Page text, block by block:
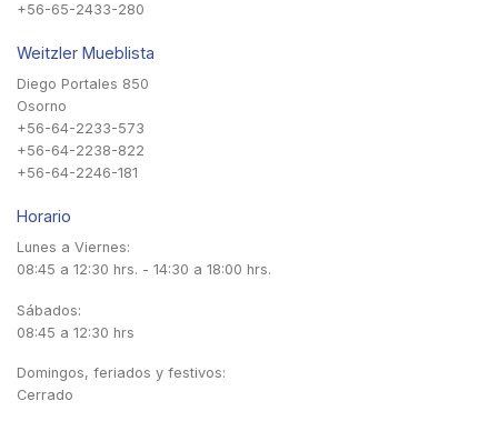
+56-65-2433-280
Weitzler Mueblista
Diego Portales 850
Osorno
+56-64-2233-573
+56-64-2238-822
+56-64-2246-181
Horario
Lunes a Viernes:
08:45 a 12:30 hrs. - 14:30 a 18:00 hrs.
Sábados:
08:45 a 12:30 hrs
Domingos, feriados y festivos:
Cerrado